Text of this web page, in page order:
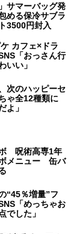
サマーバッグ発
める保冷サブラ
3500円封入
カフェ×ドラ
「おっさん行
いい」
次のハッピーセ
ゃ全12種類に
よ」
ボ 呪術高専1年
メニュー 缶バ
“45％増量”フ
「めっちゃお
でした」